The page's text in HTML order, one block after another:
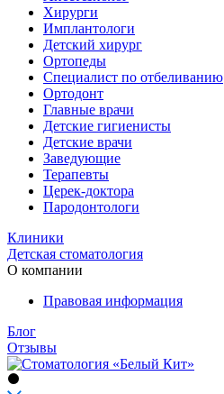
Хирурги
Имплантологи
Детский хирург
Ортопеды
Специалист по отбеливанию
Ортодонт
Главные врачи
Детские гигиенисты
Детские врачи
Заведующие
Терапевты
Церек-доктора
Пародонтологи
Клиники
Детская стоматология
О компании
Правовая информация
Блог
Отзывы